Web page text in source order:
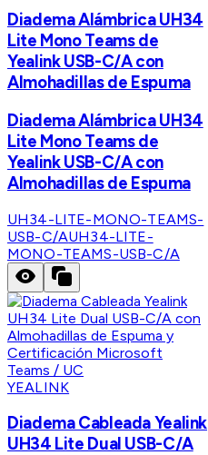
Diadema Alámbrica UH34
Lite Mono Teams de
Yealink USB-C/A con
Almohadillas de Espuma
Diadema Alámbrica UH34
Lite Mono Teams de
Yealink USB-C/A con
Almohadillas de Espuma
UH34-LITE-MONO-TEAMS-
USB-C/AUH34-LITE-
MONO-TEAMS-USB-C/A
YEALINK
Diadema Cableada Yealink
UH34 Lite Dual USB-C/A